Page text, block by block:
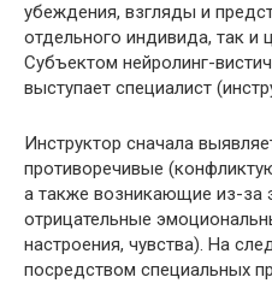
убеждения, взгляды и
отдельного ин­дивида, так и
Субъектом нейролинг-
выступает специалист
Инструктор сначала
противоречивые
а также возникающие из-за
отрицательные
настроения, чувства). На
посредством специальных